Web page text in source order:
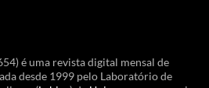
é uma revista digital mensal de
desde 1999 pelo Laboratório de